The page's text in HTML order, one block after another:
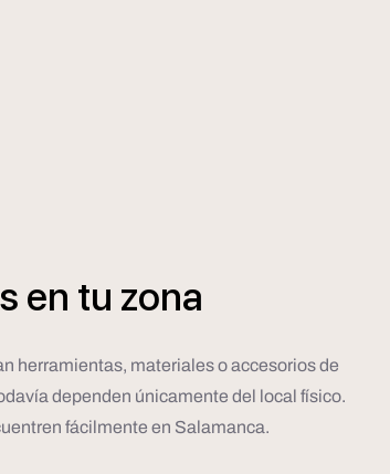
en tu zona
herramientas, materiales o accesorios de
dependen únicamente del local físico.
fácilmente en Salamanca.